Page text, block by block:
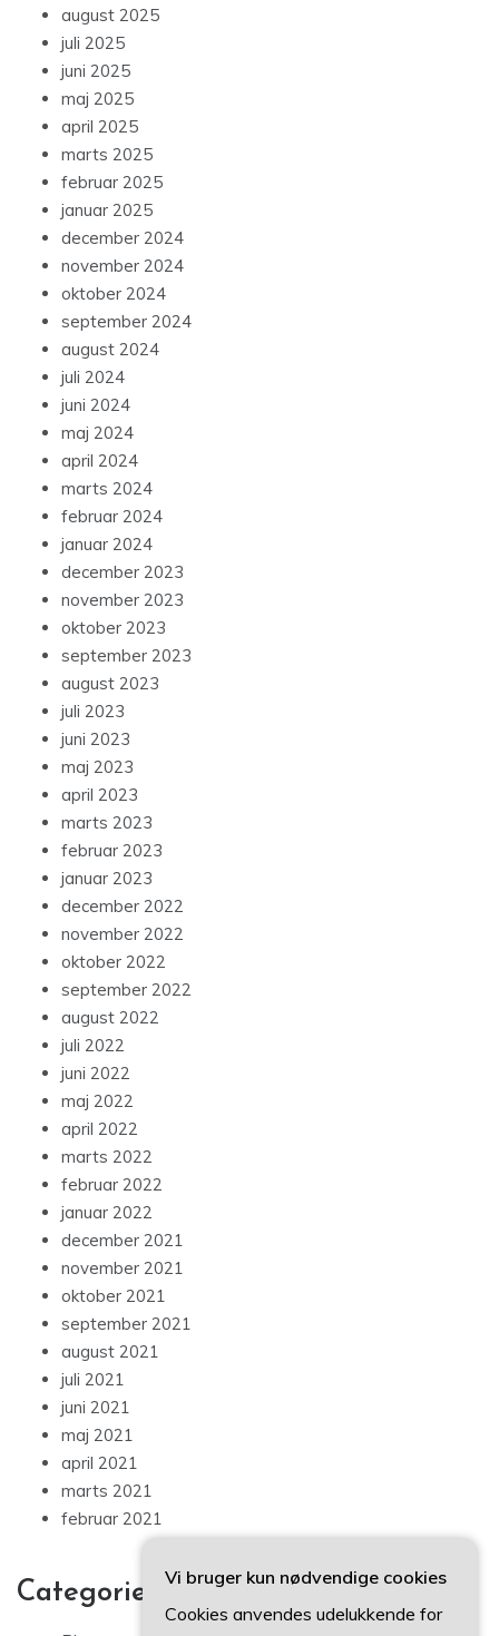
august 2025
juli 2025
juni 2025
maj 2025
april 2025
marts 2025
februar 2025
januar 2025
december 2024
november 2024
oktober 2024
september 2024
august 2024
juli 2024
juni 2024
maj 2024
april 2024
marts 2024
februar 2024
januar 2024
december 2023
november 2023
oktober 2023
september 2023
august 2023
juli 2023
juni 2023
maj 2023
april 2023
marts 2023
februar 2023
januar 2023
december 2022
november 2022
oktober 2022
september 2022
august 2022
juli 2022
juni 2022
maj 2022
april 2022
marts 2022
februar 2022
januar 2022
december 2021
november 2021
oktober 2021
september 2021
august 2021
juli 2021
juni 2021
maj 2021
april 2021
marts 2021
februar 2021
Categories
Vi bruger kun nødvendige cookies
Cookies anvendes udelukkende for